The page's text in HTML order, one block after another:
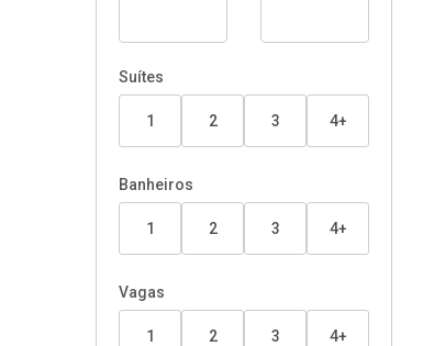
Suítes
1 2 3 4+
Banheiros
1 2 3 4+
Vagas
1 2 3 4+